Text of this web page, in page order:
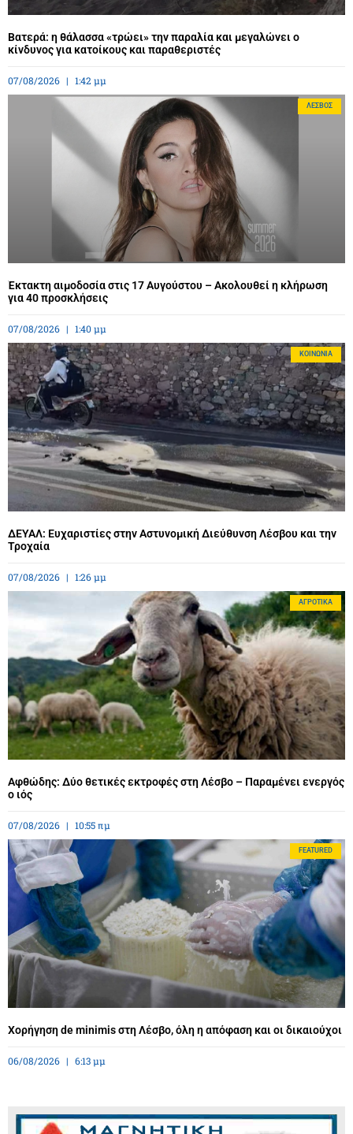
Βατερά: η θάλασσα «τρώει» την παραλία και μεγαλώνει ο
κίνδυνος για κατοίκους και παραθεριστές
07/08/2026 1:42 μμ
ΛΈΣΒΟΣ
Έκτακτη αιμοδοσία στις 17 Αυγούστου – Ακολουθεί η κλήρωση
για 40 προσκλήσεις
07/08/2026 1:40 μμ
ΚΟΙΝΩΝΊΑ
ΔΕΥΑΛ: Ευχαριστίες στην Αστυνομική Διεύθυνση Λέσβου και την
Τροχαία
07/08/2026 1:26 μμ
ΑΓΡΟΤΙΚΆ
Αφθώδης: Δύο θετικές εκτροφές στη Λέσβο – Παραμένει ενεργός
ο ιός
07/08/2026 10:55 πμ
FEATURED
Χορήγηση de minimis στη Λέσβο, όλη η απόφαση και οι δικαιούχοι
06/08/2026 6:13 μμ